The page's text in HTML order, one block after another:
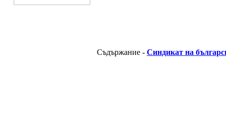
Съдържание - Синдикат на